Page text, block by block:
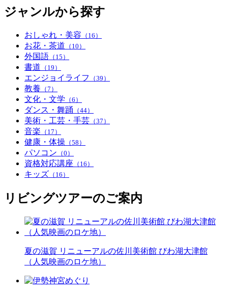
ジャンルから探す
おしゃれ・美容 （16）
お花・茶道 （10）
外国語 （15）
書道 （19）
エンジョイライフ （39）
教養 （7）
文化・文学 （6）
ダンス・舞踊 （44）
美術・工芸・手芸 （37）
音楽 （17）
健康・体操 （58）
パソコン （0）
資格対応講座 （16）
キッズ （16）
リビングツアーのご案内
夏の滋賀 リニューアルの佐川美術館 びわ湖大津館
（人気映画のロケ地）